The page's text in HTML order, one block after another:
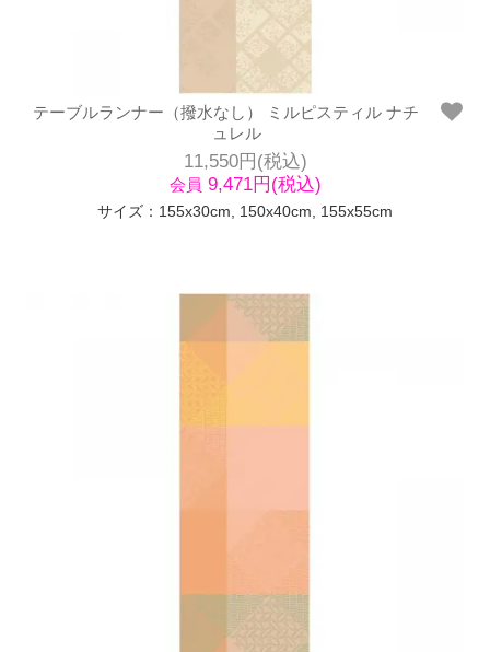
テーブルランナー（撥水なし） ミルピスティル ナチ
ュレル
11,550円(税込)
会員 9,471円(税込)
サイズ：155x30cm, 150x40cm, 155x55cm